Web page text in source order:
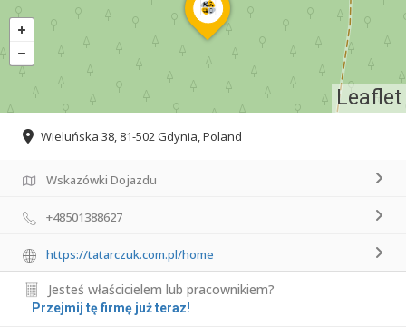
Leaflet
Wieluńska 38, 81-502 Gdynia, Poland
Wskazówki Dojazdu
+48501388627
https://tatarczuk.com.pl/home
Jesteś właścicielem lub pracownikiem?
Przejmij tę firmę już teraz!